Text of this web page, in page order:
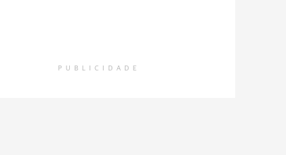
PUBLICIDADE